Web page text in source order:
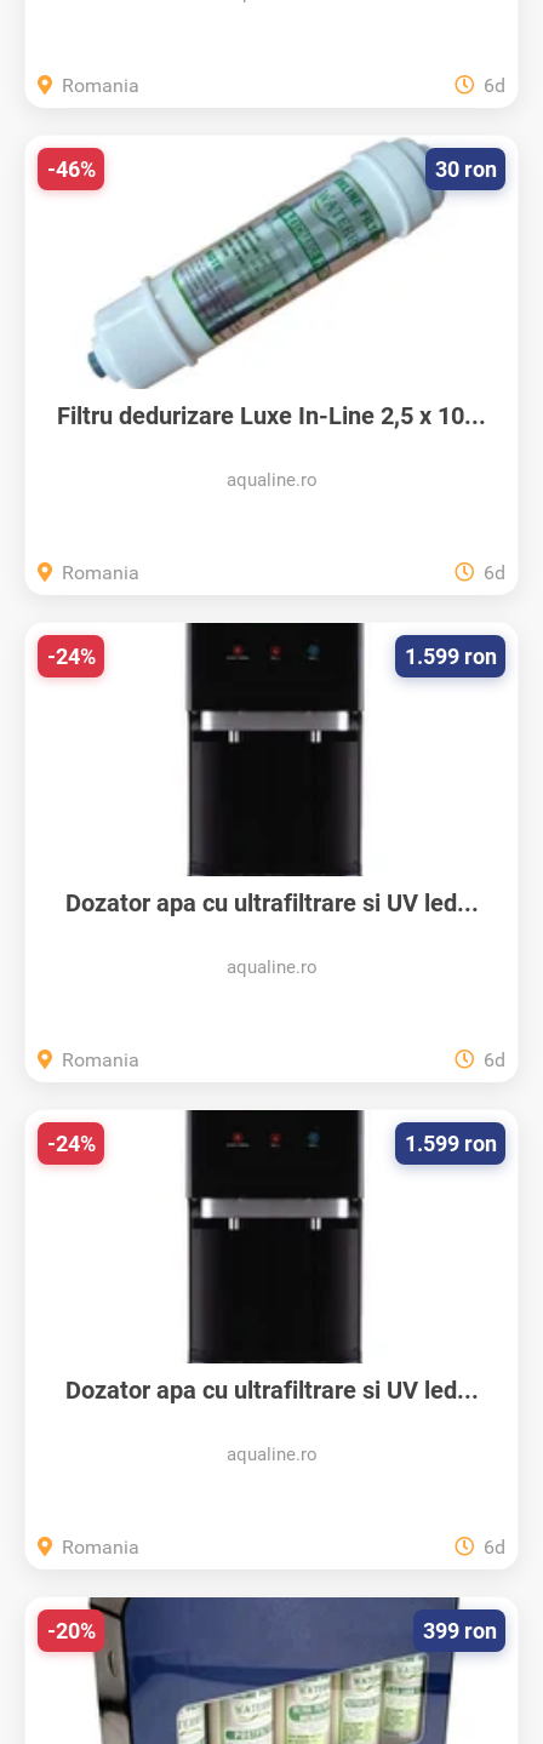
Romania 6d
Filtru dedurizare Luxe In-Line 2,5 x 10...
aqualine.ro
30 ron
-46%
Romania 6d
Dozator apa cu ultrafiltrare si UV led...
aqualine.ro
1.599 ron
-24%
Romania 6d
Dozator apa cu ultrafiltrare si UV led...
aqualine.ro
1.599 ron
-24%
Romania 6d
399 ron
-20%